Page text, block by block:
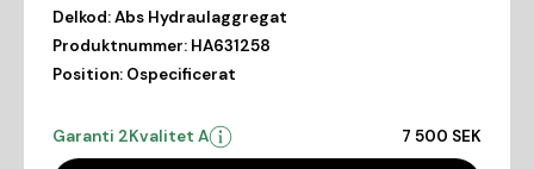
Delkod:Abs Hydraulaggregat
Produktnummer: HA631258
Position: Ospecificerat
Garanti 2Kvalitet A 7 500 SEK